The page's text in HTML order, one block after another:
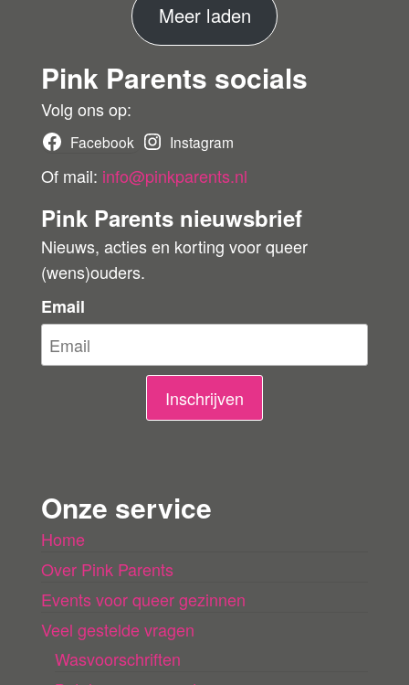
r
Meer ladenM
e
e
o
r
i
g
Pink Parents socials
Volg ons op:
Facebook Instagram
Of mail: info@pinkparents.nl
Pink Parents nieuwsbrief
Nieuws, acties en korting voor queer
(wens)ouders.
Email
Inschrijven
Onze service
Home
Over Pink Parents
Events voor queer gezinnen
Veel gestelde vragen
Wasvoorschriften